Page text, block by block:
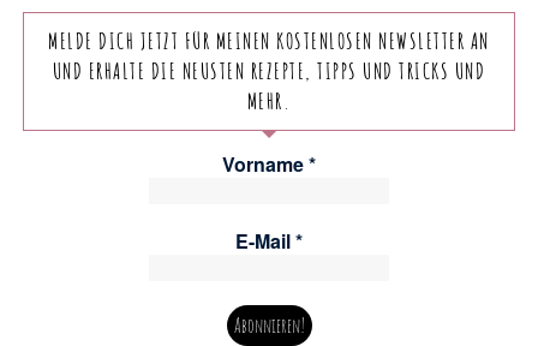
MELDE DICH JETZT FÜR MEINEN KOSTENLOSEN NEWSLETTER AN
UND ERHALTE DIE NEUSTEN REZEPTE, TIPPS UND TRICKS UND
MEHR.
Vorname*
E-Mail*